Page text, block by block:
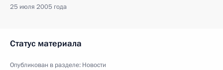
25 июля 2005 года
Статус материала
Опубликован в разделе: Новости